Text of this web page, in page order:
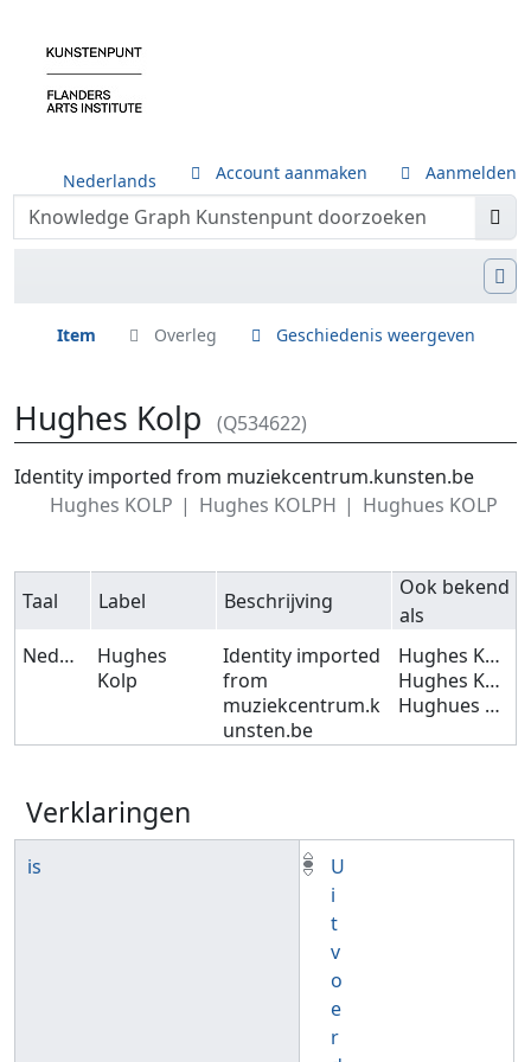
Nederlands Account aanmaken Aanmelden
Item Overleg Geschiedenis weergeven
Hughes Kolp (Q534622)
Ga naar: navigatie ,zoeken
Identity imported from muziekcentrum.kunsten.be
Hughes KOLP
Hughes KOLPH Hughues KOLP
Taal Label Beschrijving
Ook bekend
als
Nederlands
Hughes
Kolp
Identity imported
from
muziekcentrum.k
unsten.be
Hughes KOLP
Hughes KOLPH
Hughues KOLP
Verklaringen
is
U
i
t
v
o
e
r